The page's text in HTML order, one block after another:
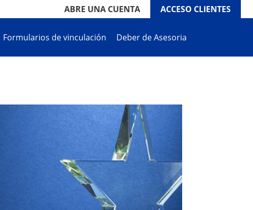
ABRE UNA CUENTA ACCESO CLIENTES
Formularios de vinculación Deber de Asesoria